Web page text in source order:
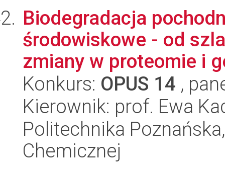
Biodegradacja
środowiskowe - od
zmiany w proteomie i
Konkurs: OPUS 14 ,
Kierownik: prof. Ewa
Politechnika
Chemicznej